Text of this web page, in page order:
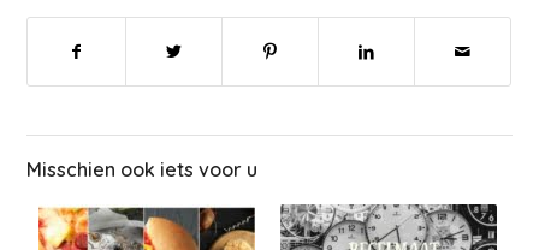
Misschien ook iets voor u